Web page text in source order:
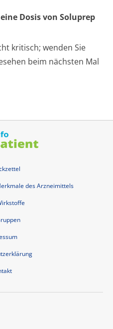
Dosis von Soluprep
kritisch; wenden Sie
beim nächsten Mal
des Arzneimittels